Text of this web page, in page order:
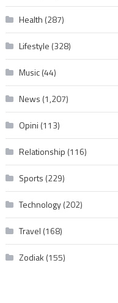
Health (287)
Lifestyle (328)
Music(44)
News (1,207)
Opini (113)
Relationship (116)
Sports (229)
Technology(202)
Travel (168)
Zodiak (155)